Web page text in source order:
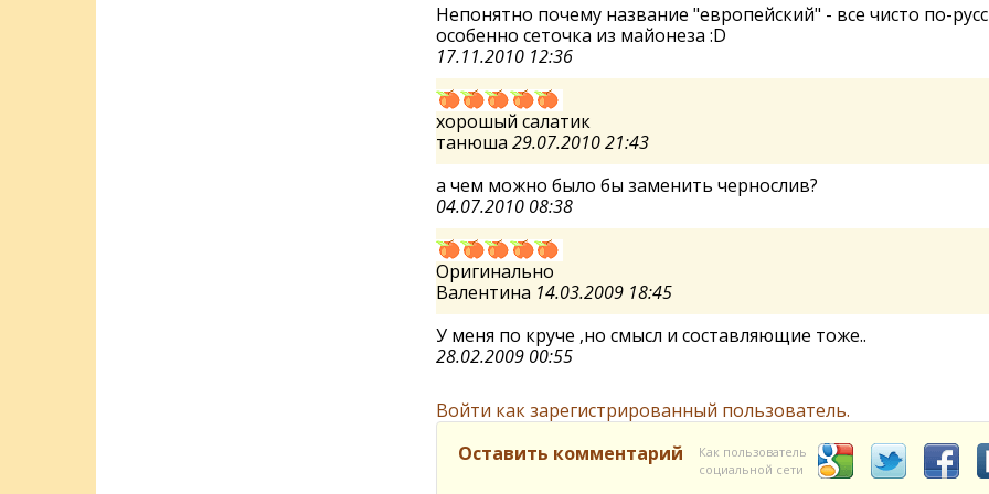
Непонятно почему название "европейский" - все чисто по-
особенно сеточка из майонеза :D
17.11.2010 12:36
хорошый салатик
танюша 29.07.2010 21:43
а чем можно было бы заменить чернослив?
04.07.2010 08:38
Оригинально
Валентина 14.03.2009 18:45
У меня по круче ,но смысл и составляющие тоже..
28.02.2009 00:55
Войти как зарегистрированный пользователь.
Оставить комментарий
Как пользователь
социальной сети